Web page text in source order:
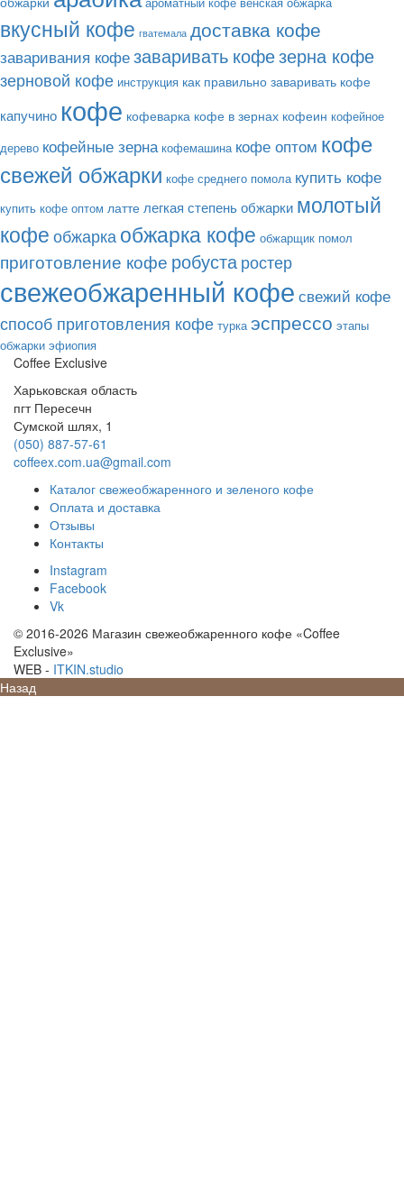
вкусный кофе гватемала доставка кофе
заваривания кофезаваривать кофезерна кофе
зерновой кофе инструкция как правильно заваривать кофе
капучино кофе кофеварка кофе в зернах кофеин кофейное
дерево кофейные зерна кофемашина кофе оптом кофе
свежей обжарки кофе среднего помола купить кофе
купить кофе оптом латте легкая степень обжарки молотый
кофеобжаркаобжарка кофе обжарщик помол
приготовление кофе робустаростер
свежеобжаренный кофе свежий кофе
способ приготовления кофе турка эспрессо этапы
обжарки эфиопия
Coffee Exclusive
Харьковская область
пгт Пересечн
Сумской шлях, 1
(050) 887-57-61
coffeex.com.ua@gmail.com
Каталог свежеобжаренного и зеленого кофе
Оплата и доставка
Отзывы
Контакты
Instagram
Facebook
Vk
© 2016-2026 Магазин свежеобжаренного кофе «Coffee
Exclusive»
SE_- ITKIN.studio
Назад